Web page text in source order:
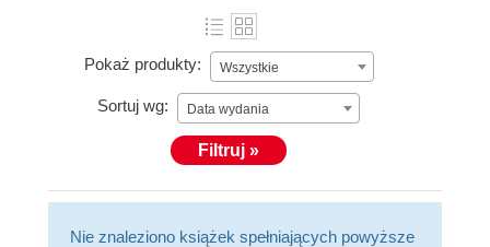
Pokaż produkty: Wszystkie
Sortuj wg: Data wydania
Filtruj »
Nie znaleziono książek spełniających powyższe